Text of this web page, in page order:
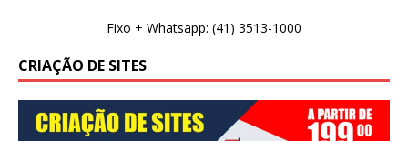
Fixo + Whatsapp: (41) 3513-1000
CRIAÇÃO DE SITES